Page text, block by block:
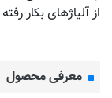
از آلیاژهای بکار
معرفی محصول